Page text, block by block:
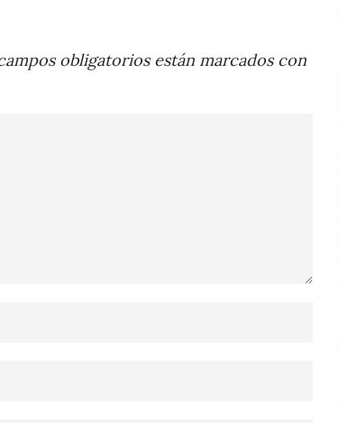
obligatorios están marcados con